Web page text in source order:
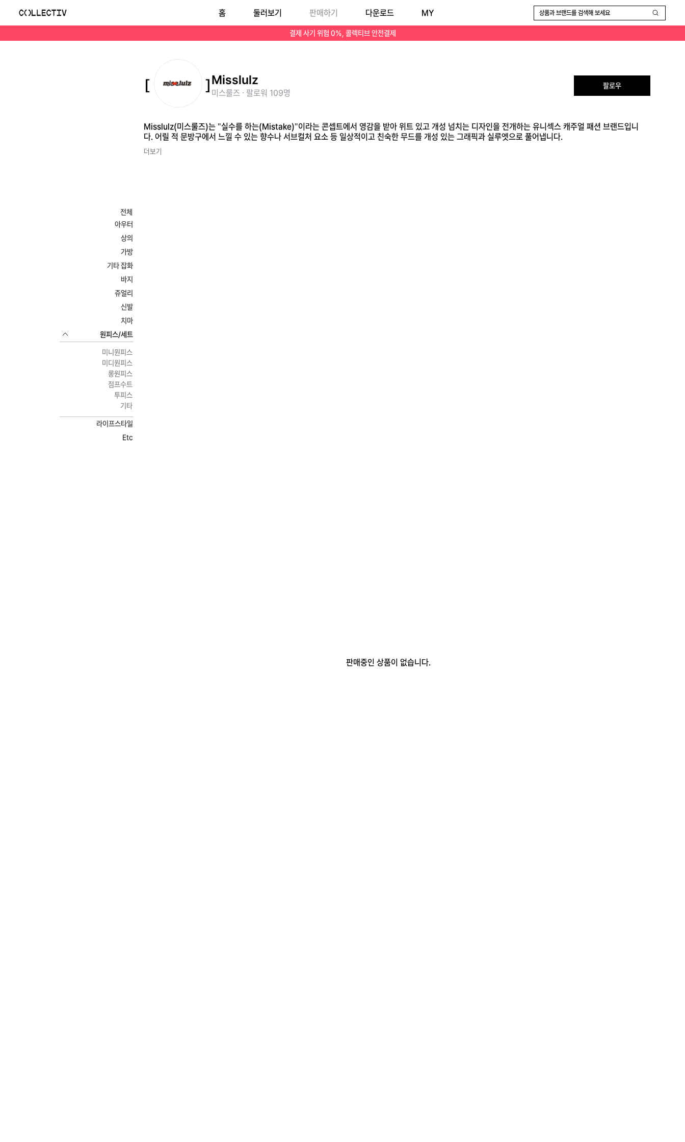
Misslulz(미스룰즈)는 "실수를 하는(Mistake)"이라는 콘셉트에서 영감을 받아 위트 있고 개성 넘치는 디자인을 전개하는 유니섹스 캐주얼 패션 브랜드입니다. 어릴 적 문방구에서 느낄 수 있는 향수나 서브컬처 요소 등 일상적이고 친숙한 무드를 개성 있는 그래픽과 실루엣으로 풀어냅니다.
결제 사기 위험 0%, 콜렉티브 안전결제
홈 둘러보기 판매하기 다운로드 MY 상품과 브랜드를 검색해 보세요
Misslulz
미스룰즈 · 팔로워 109명
팔로우
Misslulz(미스룰즈)는 "실수를 하는(Mistake)"이라는 콘셉트에서 영감을 받아 위트 있고 개성 넘치는 디자인을 전개하는 유니섹스 캐주얼 패션 브랜드입니
다. 어릴 적 문방구에서 느낄 수 있는 향수나 서브컬처 요소 등 일상적이고 친숙한 무드를 개성 있는 그래픽과 실루엣으로 풀어냅니다.
더보기
전체
아우터
상의
가방
기타 잡화
바지
쥬얼리
신발
치마
원피스/세트
미니원피스
미디원피스
롱원피스
점프수트
투피스
기타
라이프스타일
Etc
판매중인 상품이 없습니다.